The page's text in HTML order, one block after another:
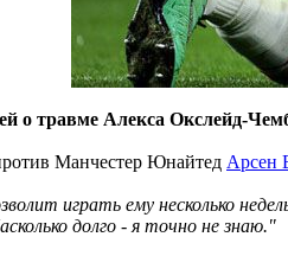
о травме Алекса Окслейд-
Манчестер Юнайтед Арсен
играть ему несколько
долго - я точно не знаю."